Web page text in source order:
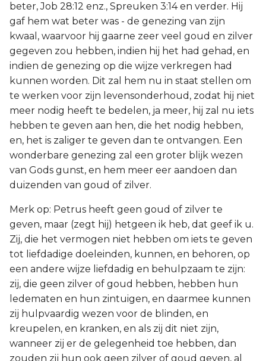
beter, Job 28:12 enz., Spreuken 3:14 en verder. Hij
gaf hem wat beter was - de genezing van zijn
kwaal, waarvoor hij gaarne zeer veel goud en zilver
gegeven zou hebben, indien hij het had gehad, en
indien de genezing op die wijze verkregen had
kunnen worden. Dit zal hem nu in staat stellen om
te werken voor zijn levensonderhoud, zodat hij niet
meer nodig heeft te bedelen, ja meer, hij zal nu iets
hebben te geven aan hen, die het nodig hebben,
en, het is zaliger te geven dan te ontvangen. Een
wonderbare genezing zal een groter blijk wezen
van Gods gunst, en hem meer eer aandoen dan
duizenden van goud of zilver.
Merk op: Petrus heeft geen goud of zilver te
geven, maar (zegt hij) hetgeen ik heb, dat geef ik u.
Zij, die het vermogen niet hebben om iets te geven
tot liefdadige doeleinden, kunnen, en behoren, op
een andere wijze liefdadig en behulpzaam te zijn:
zij, die geen zilver of goud hebben, hebben hun
ledematen en hun zintuigen, en daarmee kunnen
zij hulpvaardig wezen voor de blinden, en
kreupelen, en kranken, en als zij dit niet zijn,
wanneer zij er de gelegenheid toe hebben, dan
zouden zij hun ook geen zilver of goud geven, al